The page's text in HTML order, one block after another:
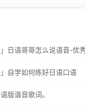
」日语哥哥怎么说语音-优
」自学如何练好日语口语
版谐音歌词。